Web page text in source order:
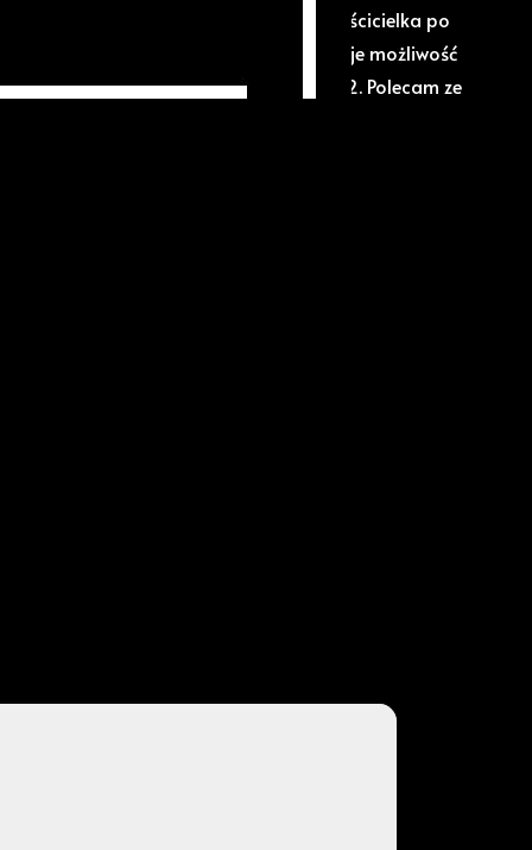
Działki mają kształt prostokąta. Właścicielka po
drogę do pozostałych. Istnieje możliwość
z zachowaniem atrakcyjnej ceny 40zł/m2. Polecam ze